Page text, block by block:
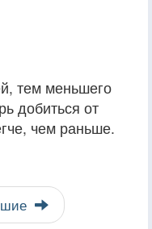
тем меньшего
добиться от
чем раньше.